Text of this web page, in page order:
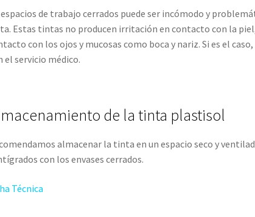
espacios de trabajo cerrados puede ser incómodo y
Estas tintas no producen irritación en contacto con la
con los ojos y mucosas como boca y nariz. Si es el
el servicio médico.
de la tinta plastisol
almacenar la tinta en un espacio seco y
con los envases cerrados.
Técnica